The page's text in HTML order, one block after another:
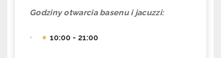
Godziny otwarcia basenu i jacuzzi:
• 10:00 - 21:00